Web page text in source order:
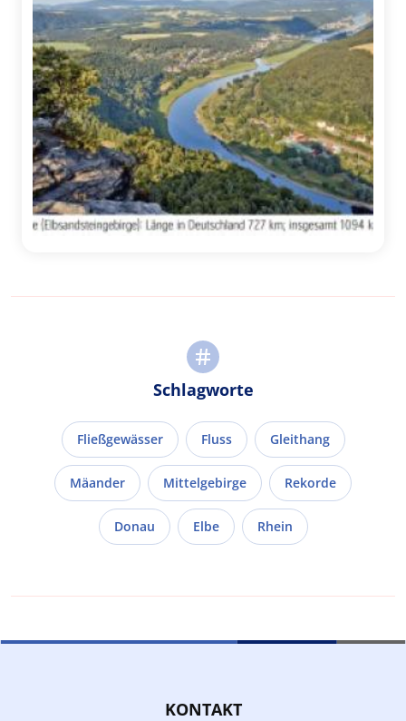
Schlagworte
Fließgewässer Fluss Gleithang
Mäander Mittelgebirge Rekorde
Donau Elbe Rhein
KONTAKT